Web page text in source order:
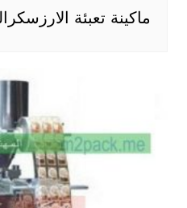
ماكينة تعبئة